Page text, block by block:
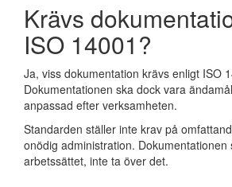
Krävs
ISO 14001?
Ja, viss dokumentation krävs enligt ISO
Dokumentationen ska dock vara
anpassad efter verksamheten.
Standarden ställer inte krav på
onödig administration. Dokumentationen
arbetssättet, inte ta över det.